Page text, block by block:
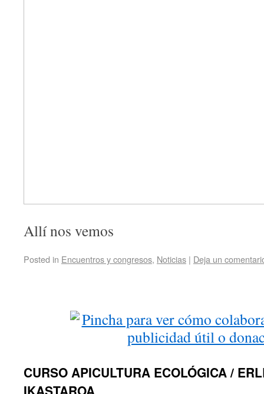
Allí nos vemos
Posted in Encuentros y congresos, Noticias | Deja un
CURSO APICULTURA ECOLÓGICA /
IKASTAROA